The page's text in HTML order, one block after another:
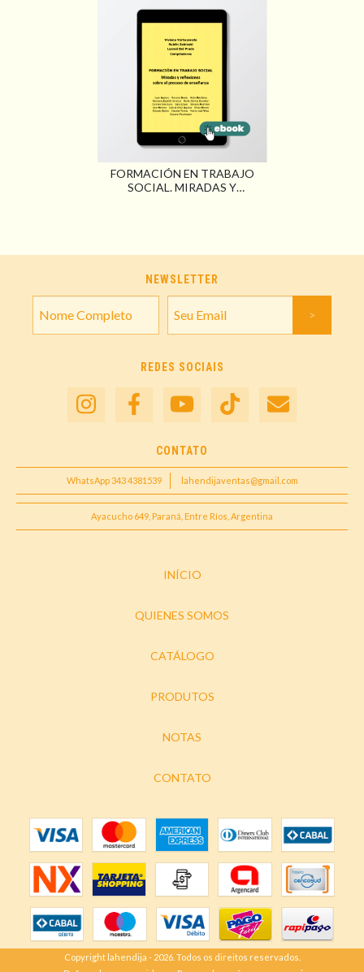
FORMACIÓN EN TRABAJO
SOCIAL. MIRADAS Y
NEWSLETTER
REDES SOCIAIS
CONTATO
WhatsApp 343 4381539 lahendijaventas@gmail.com
Ayacucho 649, Paraná, Entre Ríos, Argentina
INÍCIO
QUIENES SOMOS
CATÁLOGO
PRODUTOS
NOTAS
CONTATO
Copyright lahendija - 2026. Todos os direitos reservados.